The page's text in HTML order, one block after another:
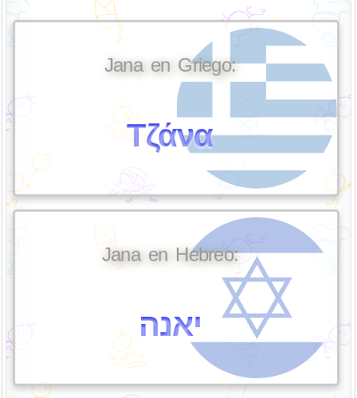
Jana en Griego:
Τζάνα
Jana en Hebreo:
יאנה